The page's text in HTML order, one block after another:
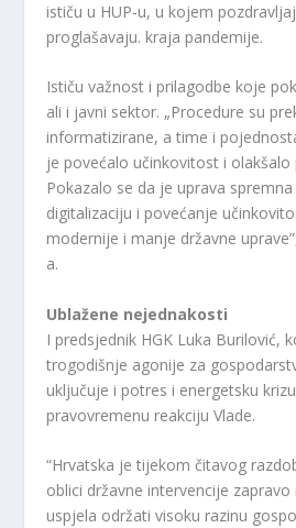
ističu u HUP-u, u kojem
proglašavaju. kraja pandemije.
Ističu važnost i prilagodbe koje
ali i javni sektor. „Procedure su
informatizirane, a time i
je povećalo učinkovitost i olakšalo
Pokazalo se da je uprava
digitalizaciju i povećanje
modernije i manje državne
a.
Ublažene nejednakosti
I predsjednik HGK Luka Burilović,
trogodišnje agonije za
uključuje i potres i energetsku
pravovremenu reakciju Vlade.
“Hrvatska je tijekom čitavog
oblici državne intervencije zapravo
uspjela održati visoku razinu